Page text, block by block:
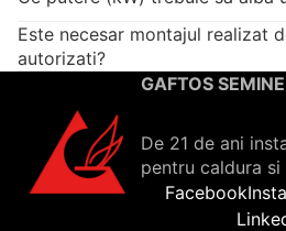
Este necesar montajul realizat
autorizati?
GAFTOS
De 21 de ani
pentru caldura
Facebook